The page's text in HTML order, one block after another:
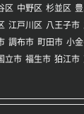
区 中野区 杉並区
江戸川区 八王子市
調布市 町田市 小
立市 福生市 狛江市